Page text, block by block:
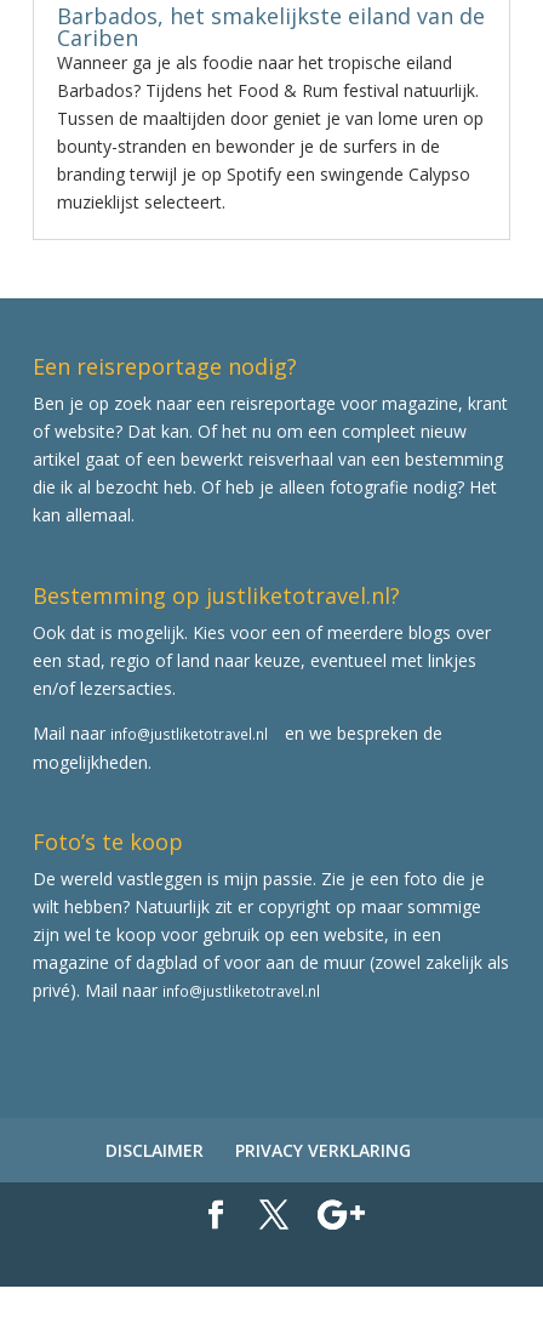
Barbados, het smakelijkste eiland van de
Cariben
Wanneer ga je als foodie naar het tropische eiland
Barbados? Tijdens het Food & Rum festival natuurlijk.
Tussen de maaltijden door geniet je van lome uren op
bounty-stranden en bewonder je de surfers in de
branding terwijl je op Spotify een swingende Calypso
muzieklijst selecteert.
Een reisreportage nodig?
Ben je op zoek naar een reisreportage voor magazine, krant
of website? Dat kan. Of het nu om een compleet nieuw
artikel gaat of een bewerkt reisverhaal van een bestemming
die ik al bezocht heb. Of heb je alleen fotografie nodig? Het
kan allemaal.
Bestemming op justliketotravel.nl?
Ook dat is mogelijk. Kies voor een of meerdere blogs over
een stad, regio of land naar keuze, eventueel met linkjes
en/of lezersacties.
Mail naar info@justliketotravel.nl
en we bespreken de
mogelijkheden.
Foto’s te koop
De wereld vastleggen is mijn passie. Zie je een foto die je
wilt hebben? Natuurlijk zit er copyright op maar sommige
zijn wel te koop voor gebruik op een website, in een
magazine of dagblad of voor aan de muur (zowel zakelijk als
privé). Mail naar info@justliketotravel.nl
DISCLAIMER PRIVACY VERKLARING